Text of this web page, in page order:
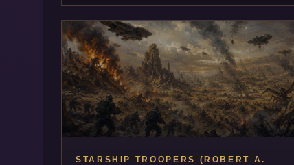
STARSHIP TROOPERS (ROBERT A.